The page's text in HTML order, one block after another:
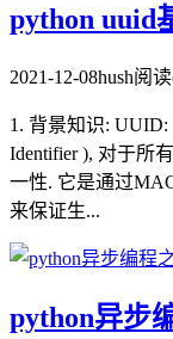
python uuid
2021-12-08hush阅
1. 背景知识: UUID:
Identifier ), 对于所
一性. 它是通过
来保证生...
python异步